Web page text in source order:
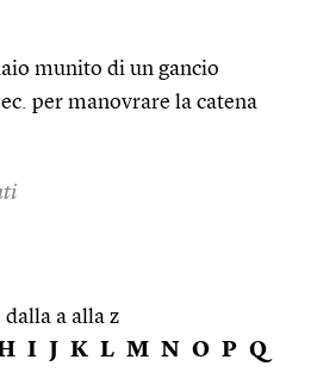
munito di un gancio
per manovrare la catena
a alla z
I J K L M N O P Q